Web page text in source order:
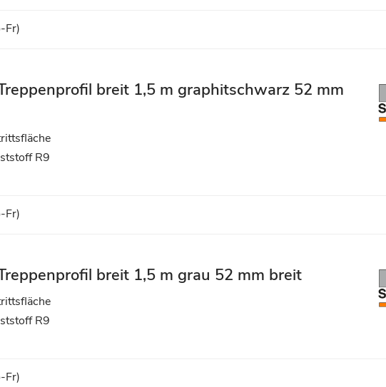
Fr)
breit 1,5 m graphitschwarz 52 mm
Fr)
R9
breit 1,5 m grau 52 mm breit
Fr)
R9